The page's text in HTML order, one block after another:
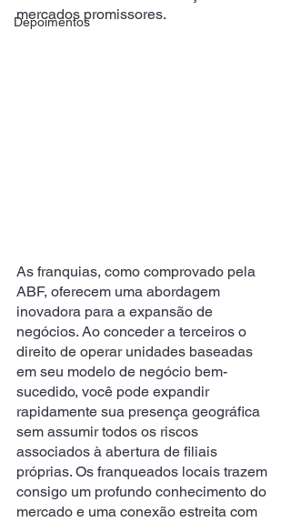
Depoimentos
mercados promissores.
As franquias, como comprovado pela
ABF, oferecem uma abordagem
inovadora para a expansão de
negócios. Ao conceder a terceiros o
direito de operar unidades baseadas
em seu modelo de negócio bem-
sucedido, você pode expandir
rapidamente sua presença geográfica
sem assumir todos os riscos
associados à abertura de filiais
próprias. Os franqueados locais trazem
consigo um profundo conhecimento do
mercado e uma conexão estreita com